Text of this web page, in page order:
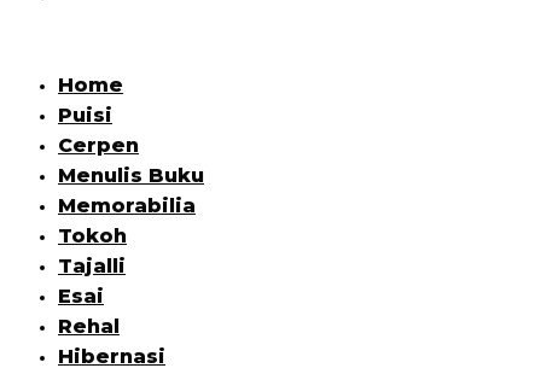
Home
Puisi
Cerpen
Menulis Buku
Memorabilia
Tokoh
Tajalli
Esai
Rehal
Hibernasi